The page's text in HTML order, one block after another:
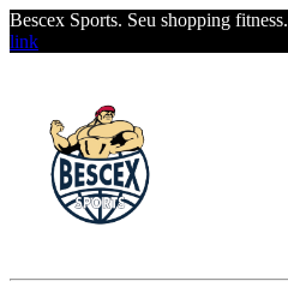
Bescex Sports. Seu shopping fitness.
link